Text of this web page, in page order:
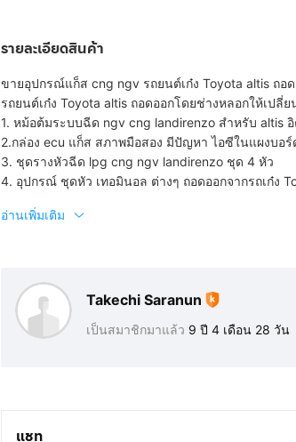
รายละเอียดสินค้า
ขายอุปกรณ์แก็ส cng ngv รถยนต์เก๋ง Toyota altis ถอ
รถยนต์เก๋ง Toyota altis ถอดออกโดยช่างหลอกให้เปลี่ย
1. หม้อต้มระบบฉีด ngv cng landirenzo สำหรับ altis
2.กล่อง ecu แก็ส สภาพมือสอง มีปัญหา ไอซีในแผงบอร์
3. ชุดรางหัวฉีด lpg cng ngv landirenzo ชุด 4 หัว
4. อุปกรณ์ ชุดหัว เทอมินอล ต่างๆ ถอดออกจากรถเก๋ง
อ่านเพิ่มเติม
Takechi Saranun
เป็นสมาชิกมาแล้ว 9 ปี 4 เดือน 28 วัน
แชท